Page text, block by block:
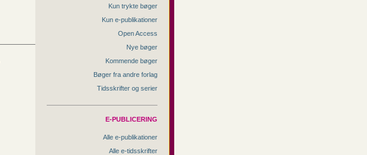
Kun trykte bøger
Kun e-publikationer
Open Access
Nye bøger
Kommende bøger
Bøger fra andre forlag
Tidsskrifter og serier
E-PUBLICERING
Alle e-publikationer
Alle e-tidsskrifter